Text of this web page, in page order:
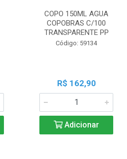
COPO 150ML AGUA
COPOBRAS C/100
TRANSPARENTE PP
Código: 59134
R$ 162,90
Adicionar